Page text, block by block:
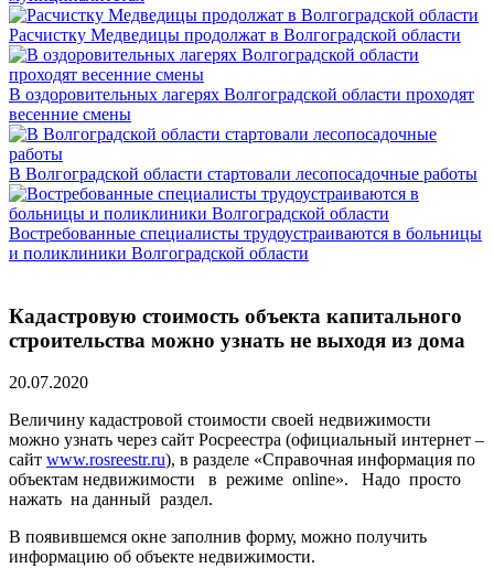
Расчистку Медведицы продолжат в Волгоградской области
В оздоровительных лагерях Волгоградской области проходят
весенние смены
В Волгоградской области стартовали лесопосадочные работы
Востребованные специалисты трудоустраиваются в больницы
и поликлиники Волгоградской области
Кадастровую стоимость объекта капитального
строительства можно узнать не выходя из дома
20.07.2020
Величину кадастровой стоимости своей недвижимости
можно узнать через сайт Росреестра (официальный интернет –
сайт www.rosreestr.ru), в разделе «Справочная информация по
объектам недвижимости в режиме online». Надо просто
нажать на данный раздел.
В появившемся окне заполнив форму, можно получить
информацию об объекте недвижимости.